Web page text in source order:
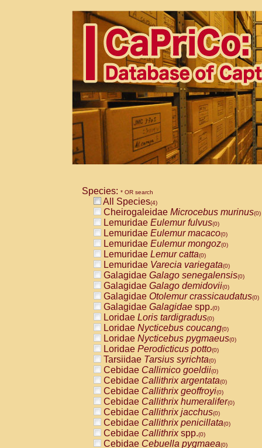
Species: * OR search
All Species(4)
Cheirogaleidae Microcebus murinus(0)
Lemuridae Eulemur fulvus(0)
Lemuridae Eulemur macaco(0)
Lemuridae Eulemur mongoz(0)
Lemuridae Lemur catta(0)
Lemuridae Varecia variegata(0)
Galagidae Galago senegalensis(0)
Galagidae Galago demidovii(0)
Galagidae Otolemur crassicaudatus(0)
Galagidae Galagidae spp.(0)
Loridae Loris tardigradus(0)
Loridae Nycticebus coucang(0)
Loridae Nycticebus pygmaeus(0)
Loridae Perodicticus potto(0)
Tarsiidae Tarsius syrichta(0)
Cebidae Callimico goeldii(0)
Cebidae Callithrix argentata(0)
Cebidae Callithrix geoffroyi(0)
Cebidae Callithrix humeralifer(0)
Cebidae Callithrix jacchus(0)
Cebidae Callithrix penicillata(0)
Cebidae Callithrixspp.(0)
Cebidae Cebuella pygmaea(0)